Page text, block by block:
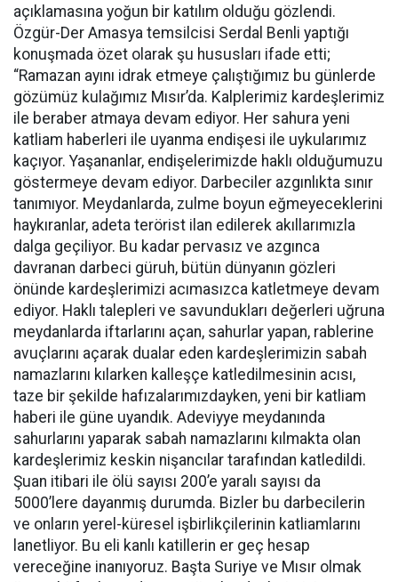
açıklamasına yoğun bir katılım olduğu gözlendi.
Özgür-Der Amasya temsilcisi Serdal Benli yaptığı
konuşmada özet olarak şu hususları ifade etti;
“Ramazan ayını idrak etmeye çalıştığımız bu günlerde
gözümüz kulağımız Mısır’da. Kalplerimiz kardeşlerimiz
ile beraber atmaya devam ediyor. Her sahura yeni
katliam haberleri ile uyanma endişesi ile uykularımız
kaçıyor. Yaşananlar, endişelerimizde haklı olduğumuzu
göstermeye devam ediyor. Darbeciler azgınlıkta sınır
tanımıyor. Meydanlarda, zulme boyun eğmeyeceklerini
haykıranlar, adeta terörist ilan edilerek akıllarımızla
dalga geçiliyor. Bu kadar pervasız ve azgınca
davranan darbeci güruh, bütün dünyanın gözleri
önünde kardeşlerimizi acımasızca katletmeye devam
ediyor. Haklı talepleri ve savundukları değerleri uğruna
meydanlarda iftarlarını açan, sahurlar yapan, rablerine
avuçlarını açarak dualar eden kardeşlerimizin sabah
namazlarını kılarken kalleşçe katledilmesinin acısı,
taze bir şekilde hafızalarımızdayken, yeni bir katliam
haberi ile güne uyandık. Adeviyye meydanında
sahurlarını yaparak sabah namazlarını kılmakta olan
kardeşlerimiz keskin nişancılar tarafından katledildi.
Şuan itibari ile ölü sayısı 200’e yaralı sayısı da
5000’lere dayanmış durumda. Bizler bu darbecilerin
ve onların yerel-küresel işbirlikçilerinin katliamlarını
lanetliyor. Bu eli kanlı katillerin er geç hesap
vereceğine inanıyoruz. Başta Suriye ve Mısır olmak